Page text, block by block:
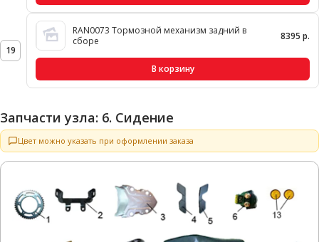
19
RAN0073 Тормозной механизм задний в
сборе
8395 р.
В корзину
Запчасти узла: 6. Сидение
Цвет можно указать при оформлении заказа